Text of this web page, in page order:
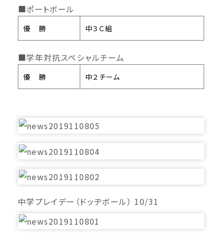
■ポートボール
優 勝 中３Ｃ組
■学年対抗スペシャルチーム
優 勝 中２チーム
中学プレイデー（ドッヂボール） 10/31